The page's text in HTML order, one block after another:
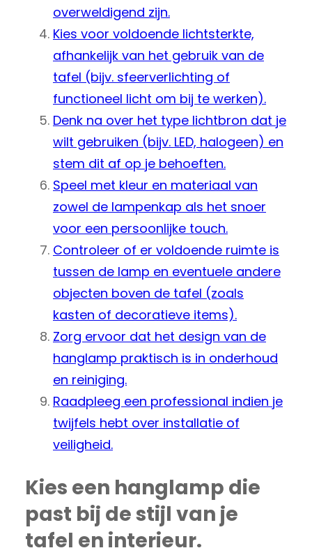
overweldigend zijn.
Kies voor voldoende lichtsterkte,
afhankelijk van het gebruik van de
tafel (bijv. sfeerverlichting of
functioneel licht om bij te werken).
Denk na over het type lichtbron dat je
wilt gebruiken (bijv. LED, halogeen) en
stem dit af op je behoeften.
Speel met kleur en materiaal van
zowel de lampenkap als het snoer
voor een persoonlijke touch.
Controleer of er voldoende ruimte is
tussen de lamp en eventuele andere
objecten boven de tafel (zoals
kasten of decoratieve items).
Zorg ervoor dat het design van de
hanglamp praktisch is in onderhoud
en reiniging.
Raadpleeg een professional indien je
twijfels hebt over installatie of
veiligheid.
Kies een hanglamp die
past bij de stijl van je
tafel en interieur.